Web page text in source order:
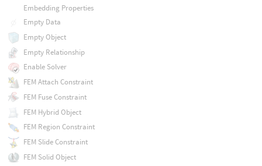
Embedding Properties
Empty Data
Empty Object
Empty Relationship
Enable Solver
FEM Attach Constraint
FEM Fuse Constraint
FEM Hybrid Object
FEM Region Constraint
FEM Slide Constraint
FEM Solid Object